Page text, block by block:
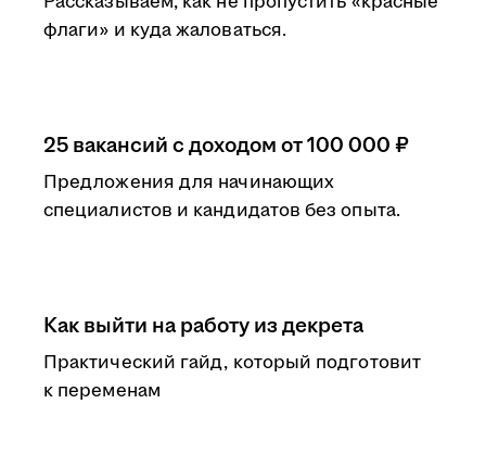
флаги» и куда жаловаться.
25 вакансий с доходом от 100 000 ₽
Предложения для начинающих
специалистов и кандидатов без опыта.
Как выйти на работу из декрета
Практический гайд, который подготовит
к переменам